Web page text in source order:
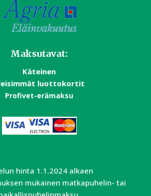
Maksutavat:
Käteinen
luottokortit
Profivet-erämaksu
hinta 1.1.2024 alkaen
mukainen matkapuhelin- tai